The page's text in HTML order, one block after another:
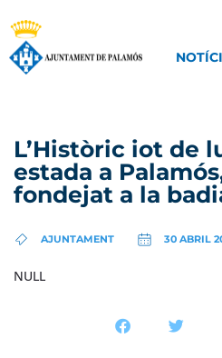
L’Històric iot de
estada a
fondejat a la
AJUNTAMENT 30 ABRIL
NULL